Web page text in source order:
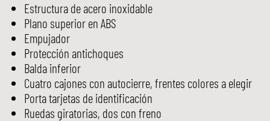
Estructura de acero inoxidable
Plano superior en ABS
Empujador
Protección antichoques
Balda inferior
Cuatro cajones con autocierre, frentes colores a elegir
Porta tarjetas de identificación
Ruedas giratorias, dos con freno